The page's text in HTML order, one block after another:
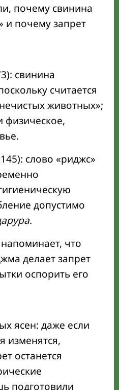
почему свинина
и почему запрет
свинина
считается
животных»;
физическое,
слово «риджс»
допустимо
.
что
делает запрет
оспорить его
ясен: даже если
изменятся,
останется
подготовили